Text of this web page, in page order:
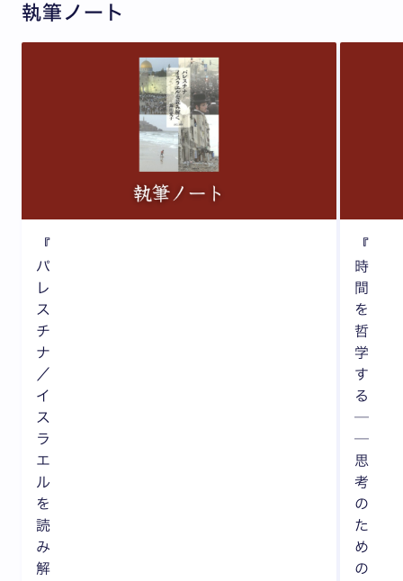
執筆ノート
『
パ
レ
ス
チ
ナ
／
イ
ス
ラ
エ
ル
を
読
み
解
『
時
間
を
哲
学
す
る
─
─
思
考
の
た
め
の